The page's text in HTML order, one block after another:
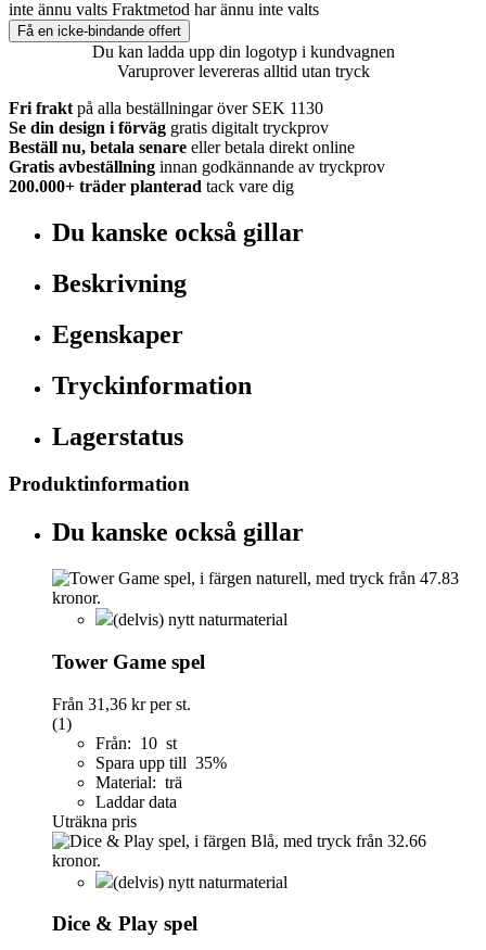
inte ännu valts Fraktmetod har ännu inte valts
Få en icke-bindande offert
Du kan ladda upp din logotyp i kundvagnen
Varuprover levereras alltid utan tryck
Fri frakt på alla beställningar över SEK 1130
Se din design i förväg gratis digitalt tryckprov
Beställ nu, betala senare eller betala direkt online
Gratis avbeställning innan godkännande av tryckprov
200.000+ träder planterad tack vare dig
Du kanske också gillar
Beskrivning
Egenskaper
Tryckinformation
Lagerstatus
Produktinformation
Du kanske också gillar
(delvis) nytt naturmaterial
Tower Game spel
Från 31,36 krper st.
(1)
Från: 10 st
Spara upp till 35%
Material: trä
Laddar data
Uträkna pris
(delvis) nytt naturmaterial
Dice & Play spel